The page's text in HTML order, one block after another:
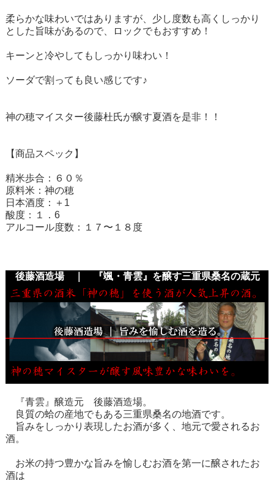
柔らかな味わいではありますが、少し度数も高くしっかり
とした旨味があるので、ロックでもおすすめ！
キーンと冷やしてもしっかり味わい！
ソーダで割っても良い感じです♪
神の穂マイスター後藤杜氏が醸す夏酒を是非！！
【商品スペック】
精米歩合：６０％
原料米：神の穂
日本酒度：＋1
酸度：１．6
アルコール度数：１７〜１８度
後藤酒造場 ｜ 『颯・青雲』を醸す三重県桑名の蔵元
『青雲』醸造元 後藤酒造場。
良質の蛤の産地でもある三重県桑名の地酒です。
旨みをしっかり表現したお酒が多く、地元で愛されるお
酒。
お米の持つ豊かな旨みを愉しむお酒を第一に醸されたお
酒は